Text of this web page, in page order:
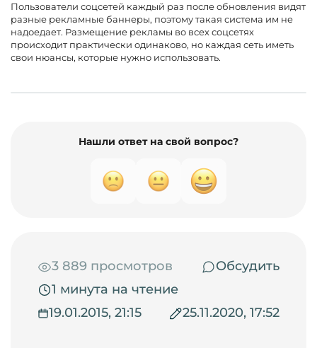
Пользователи соцсетей каждый раз после обновления видят
разные рекламные баннеры, поэтому такая система им не
надоедает. Размещение рекламы во всех соцсетях
происходит практически одинаково, но каждая сеть иметь
свои нюансы, которые нужно использовать.
Нашли ответ на свой вопрос?
3 889 просмотров
Обсудить
1 минута на чтение
19.01.2015, 21:15
25.11.2020, 17:52